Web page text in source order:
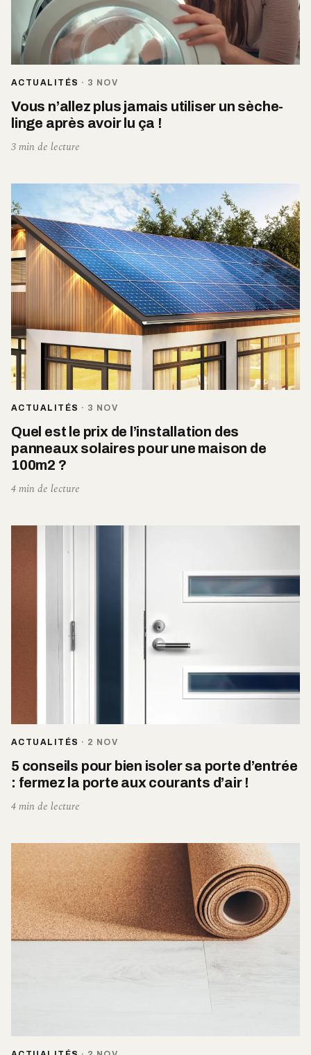
ACTUALITÉS · 3 NOV
Vous n’allez plus jamais utiliser un sèche-
linge après avoir lu ça !
3 min de lecture
ACTUALITÉS · 3 NOV
Quel est le prix de l’installation des
panneaux solaires pour une maison de
100m2 ?
4 min de lecture
ACTUALITÉS · 2 NOV
5 conseils pour bien isoler sa porte d’entrée
: fermez la porte aux courants d’air !
4 min de lecture